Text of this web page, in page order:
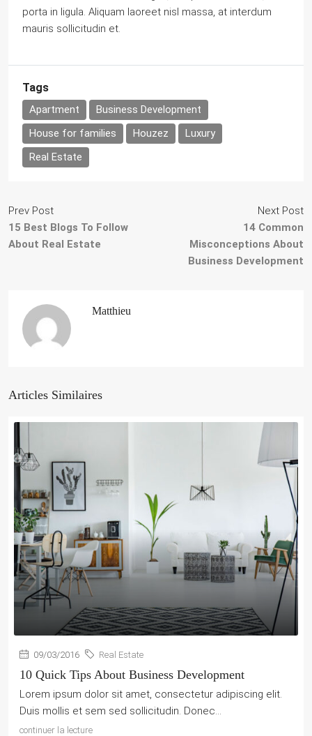
porta in ligula. Aliquam laoreet nisl massa, at interdum
mauris sollicitudin et.
Tags
Apartment
Business Development
House for families
Houzez
Luxury
Real Estate
Prev Post
15 Best Blogs To Follow
About Real Estate
Next Post
14 Common
Misconceptions About
Business Development
Matthieu
Articles Similaires
09/03/2016 Real Estate
10 Quick Tips About Business Development
Lorem ipsum dolor sit amet, consectetur adipiscing elit.
Duis mollis et sem sed sollicitudin. Donec...
continuer la lecture